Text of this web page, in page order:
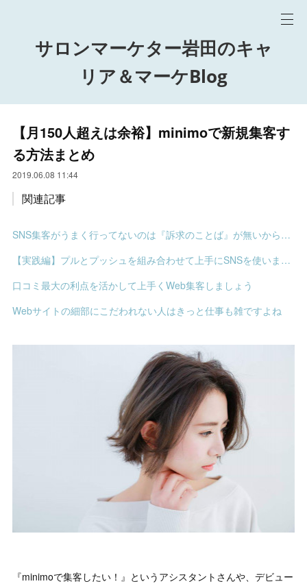
サロンマーケター岩田のキャ
リア＆マーケBlog
【月150人超えは余裕】minimoで新規集客す
る方法まとめ
2019.06.08 11:44
関連記事
SNS集客がうまく行ってないのは『訴求のことば』が無いからです
【実践編】プルとプッシュを組み合わせて上手にSNSを使いましょう
口コミ最大の利点を活かして上手くWeb集客しましょう
Webサイトの細部にこだわれない人はきっと仕事も雑ですよね
『minimoで集客したい！』というアシスタントさんや、デビュー